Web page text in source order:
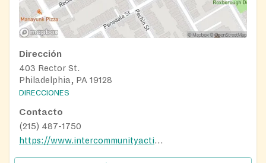
Dirección
403 Rector St.
Philadelphia, PA 19128
DIRECCIONES
Contacto
(215) 487-1750
https://www.intercommunityaction.org